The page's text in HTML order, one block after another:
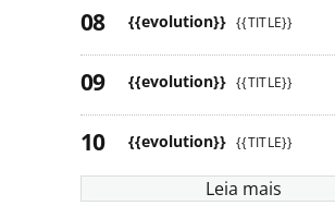
{{evolution}} {{TITLE}}
{{evolution}} {{TITLE}}
{{evolution}} {{TITLE}}
Leia mais